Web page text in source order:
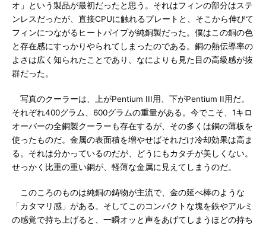
オ」という製品が最初だったと思う。それはフィンの部分はステ
ンレスだったが、直接CPUに触れるプレートと、そこから伸びて
フィンにつながるヒートパイプが純銅製だった。僕はこの銅の色
と存在感にすっかりやられてしまったのである。銅の熱伝導率の
よさは広く知られたことであり、なによりも見た目の高級感が抜
群だった。
写真のクーラーは、上がPentium III用、下がPentium II用だ。
それぞれ400グラム、600グラムの重量がある。今でこそ、1キロ
オーバーの全銅製クーラーも存在するが、その多くは銅の薄板を
使ったものだ。金属の表面積を増やせばそれだけ冷却効果は高ま
る。それは分かっているのだが、どうにもカタチが美しくない。
せっかく比重の重い銅が、軽薄な金属に見えてしまうのだ。
このころのものは純銅の鋳物が主流で、金の延べ棒のような
「カタマリ感」がある。そしてこのコンパクトな塊を鉄やアルミ
の感覚で持ち上げると、一瞬オッと声をあげてしまうほどの持ち